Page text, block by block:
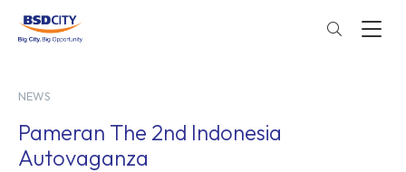
NEWS
Pameran The 2nd Indonesia
Autovaganza